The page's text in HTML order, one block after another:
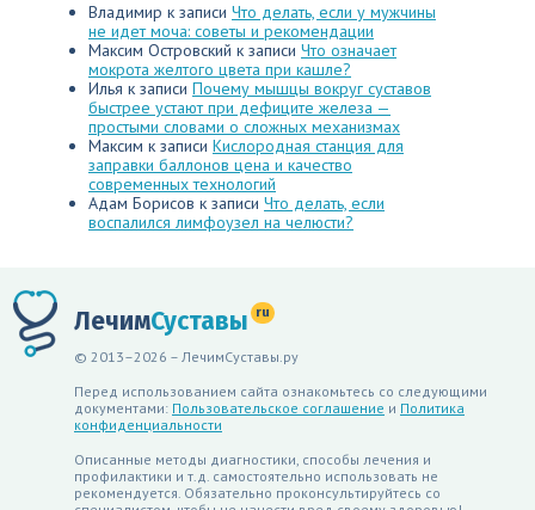
Владимир к записи Что делать, если у мужчины
не идет моча: советы и рекомендации
Максим Островский к записи Что означает
мокрота желтого цвета при кашле?
Илья к записи Почему мышцы вокруг суставов
быстрее устают при дефиците железа —
простыми словами о сложных механизмах
Максим к записи Кислородная станция для
заправки баллонов цена и качество
современных технологий
Адам Борисов к записи Что делать, если
воспалился лимфоузел на челюсти?
ЛечимСуставы ru
© 2013–2026 – ЛечимСуставы.ру
Перед использованием сайта ознакомьтесь со следующими
документами: Пользовательское соглашение и Политика
конфиденциальности
Описанные методы диагностики, способы лечения и
профилактики и т.д. самостоятельно использовать не
рекомендуется. Обязательно проконсультируйтесь со